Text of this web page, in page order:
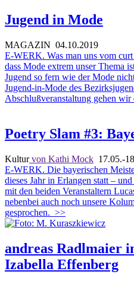
Jugend in Mode
MAGAZIN 04.10.2019
E-WERK. Was man uns vom
dass Mode extrem unser Thema
Jugend so fern wie der Mode
Jugend-in-Mode des
Abschlußveranstaltung gehen wir
Poetry Slam #3:
Kulturvon Kathi Mock 17.05.-
E-WERK. Die bayerischen
dieses Jahr in Erlangen statt –
mit den beiden Veranstaltern
nebenbei auch noch unsere
gesprochen. >>
andreas Radlmaier
Izabella Effenberg